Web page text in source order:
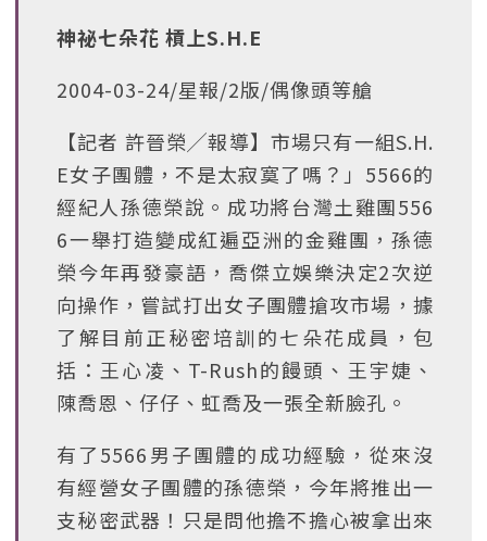
神祕七朵花 槓上S.H.E
2004-03-24/星報/2版/偶像頭等艙
【記者 許晉榮╱報導】市場只有一組S.H.
E女子團體，不是太寂寞了嗎？」5566的
經紀人孫德榮說。成功將台灣土雞團556
6一舉打造變成紅遍亞洲的金雞團，孫德
榮今年再發豪語，喬傑立娛樂決定2次逆
向操作，嘗試打出女子團體搶攻市場，據
了解目前正秘密培訓的七朵花成員，包
括：王心凌、T-Rush的饅頭、王宇婕、
陳喬恩、仔仔、虹喬及一張全新臉孔。
有了5566男子團體的成功經驗，從來沒
有經營女子團體的孫德榮，今年將推出一
支秘密武器！只是問他擔不擔心被拿出來